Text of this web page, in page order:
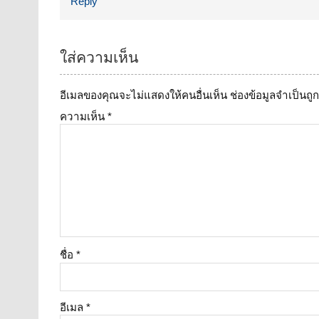
ใส่ความเห็น
อีเมลของคุณจะไม่แสดงให้คนอื่นเห็น ช่องข้อมูลจำเป็นถู
ความเห็น*
ชื่อ*
อีเมล*